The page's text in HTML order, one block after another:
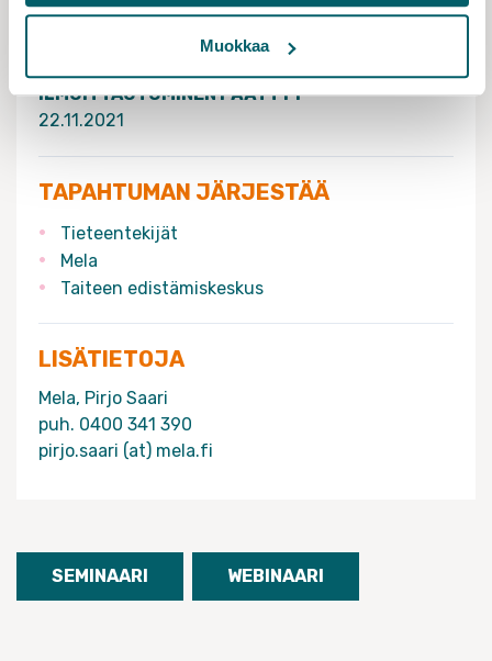
Muokkaa
02.12.2021 klo 12:00 - 16:00
ILMOITTAUTUMINEN PÄÄTTYY
22.11.2021
TAPAHTUMAN JÄRJESTÄÄ
Tieteentekijät
Mela
Taiteen edistämiskeskus
LISÄTIETOJA
Mela, Pirjo Saari
puh. 0400 341 390
pirjo.saari (at) mela.fi
SEMINAARI WEBINAARI